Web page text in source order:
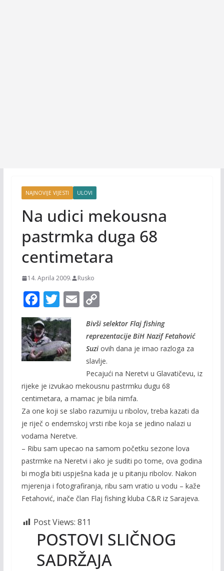
NAJNOVIJE VIJESTI ULOVI
Na udici mekousna
pastrmka duga 68
centimetara
14. Aprila 2009. Rusko
F
ac
e
b
o
o
k
T
w
itt
er
E
m
ai
C
o
p
y
Li
n
k
Bivši selektor Flaj fishing
reprezentacije BiH Nazif Fetahović
Suziovih dana je imao razloga za
slavlje.
Pecajući na Neretvi u Glavatičevu, iz
rijeke je izvukao mekousnu pastrmku dugu 68
centimetara, a mamac je bila nimfa.
Za one koji se slabo razumiju u ribolov, treba kazati da
je riječ o endemskoj vrsti ribe koja se jedino nalazi u
vodama Neretve.
– Ribu sam upecao na samom početku sezone lova
pastrmke na Neretvi i ako je suditi po tome, ova godina
bi mogla biti uspješna kada je u pitanju ribolov. Nakon
mjerenja i fotografiranja, ribu sam vratio u vodu – kaže
Fetahović, inače član Flaj fishing kluba C&R iz Sarajeva.
Post Views: 811
POSTOVI SLIČNOG
SADRŽAJA